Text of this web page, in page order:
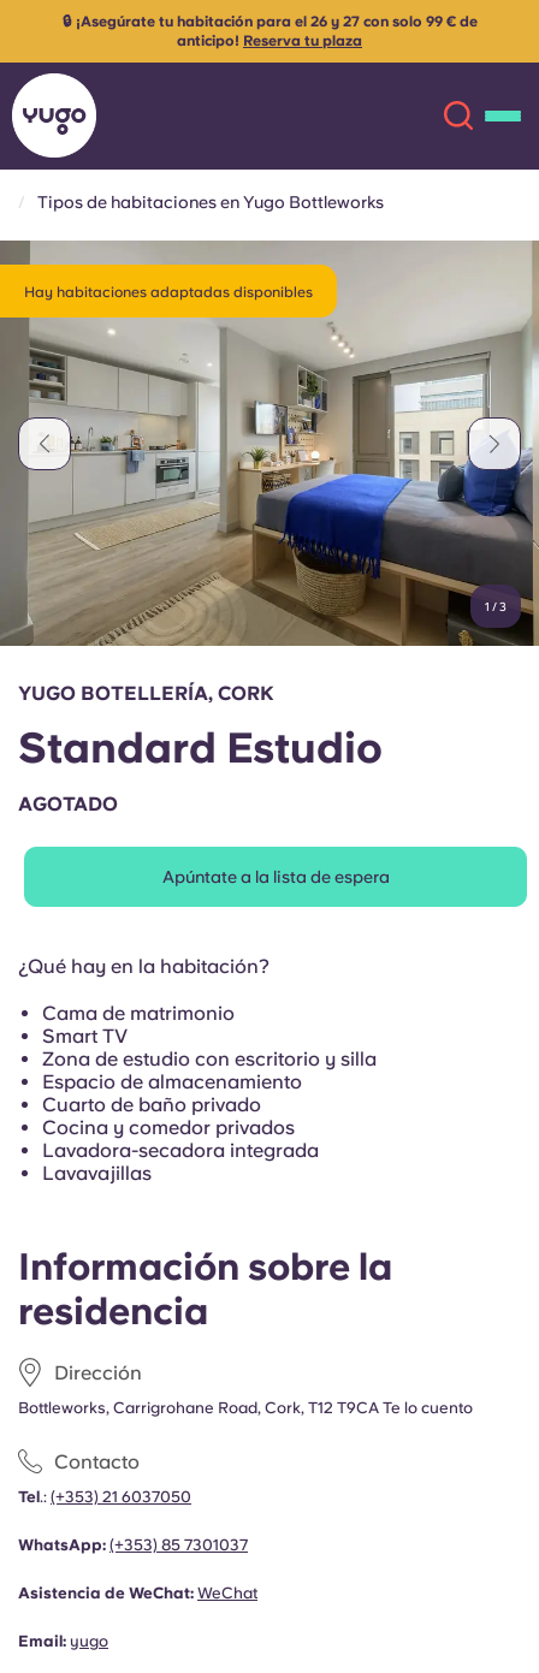
Ubicaciones
Más
Cuenta Idioma
English (GB)
Chinese
Català
Italian
French
Portuguese
Elige un país
Reserva ahora
English (US)
Chinese Español
Català Deutsch
Italian French
Portuguese
🔒 ¡Asegúrate tu habitación para el 26 y 27 con solo 99 € de
anticipo! Reserva tu plaza
Tipos de habitaciones en Yugo Bottleworks
Hay habitaciones adaptadas disponibles
1 /3
Información sobre la
residencia
Dirección
Bottleworks, Carrigrohane Road, Cork, T12 T9CA Te lo cuento
Contacto
Tel.: (+353) 21 6037050
WhatsApp: (+353) 85 7301037
Asistencia de WeChat: WeChat
Email: yugo
YUGO BOTELLERÍA, CORK
Standard Estudio
AGOTADO
Apúntate a la lista de espera
¿Qué hay en la habitación?
Cama de matrimonio
Smart TV
Zona de estudio con escritorio y silla
Espacio de almacenamiento
Cuarto de baño privado
Cocina y comedor privados
Lavadora-secadora integrada
Lavavajillas